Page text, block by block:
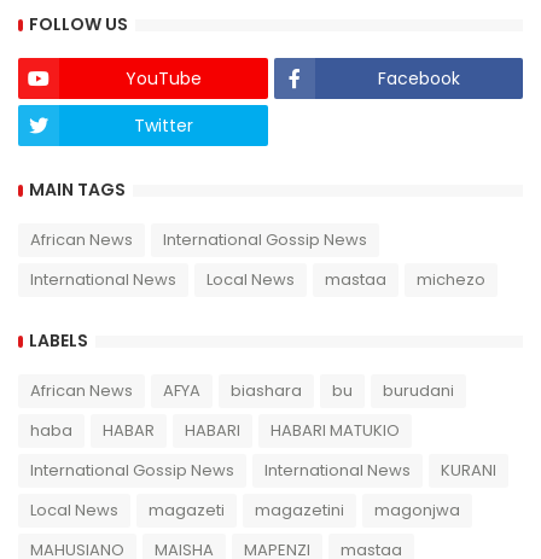
FOLLOW US
YouTube
Facebook
Twitter
MAIN TAGS
African News
International Gossip News
International News
Local News mastaa michezo
LABELS
African News AFYA biashara bu
burudani
haba
HABAR HABARI
HABARI MATUKIO
International Gossip News
International News
KURANI
Local News
magazeti magazetini
magonjwa
MAHUSIANO
MAISHA MAPENZI mastaa